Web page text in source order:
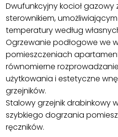
Dwufunkcyjny kocioł gazowy
sterownikiem,
temperatury według
Ogrzewanie podłogowe we
pomieszczeniach
równomierne
użytkowania i estetyczne
grzejników.
Stalowy grzejnik drabinkowy
szybkiego dogrzania
ręczników.